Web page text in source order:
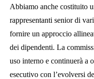
Abbiamo anche costituito
rappresentanti senior di
fornire un approccio
dei dipendenti. La
uso interno e continuerà a
esecutivo con l’evolversi